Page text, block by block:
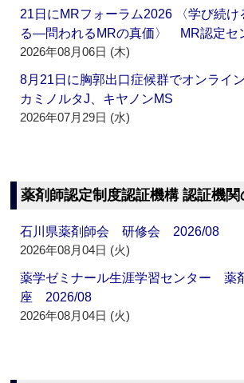
21日にMRフォーラム2026 〈学び続け
る―問われるMRの真価〉 MR認定セ
2026年08月06日 (木)
8月21日に胸郭出口症候群でオンライ
カミノルタJ、キヤノンMS
2026年07月29日 (水)
薬剤師認定制度認証機構 認証機
石川県薬剤師会 研修会 2026/08
2026年08月04日 (火)
薬学ゼミナール生涯学習センター 薬
座 2026/08
2026年08月04日 (火)